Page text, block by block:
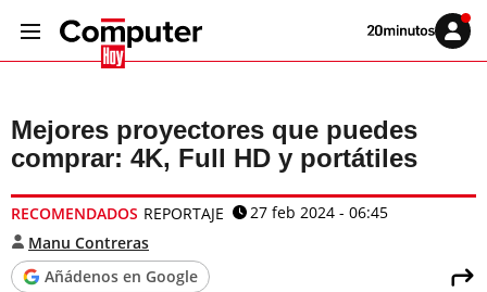
Volver
Iniciar
sesión
Mejores proyectores que puedes
comprar: 4K, Full HD y portátiles
RECOMENDADOS REPORTAJE
27 feb 2024 - 06:45
Manu Contreras
Añádenos en Google